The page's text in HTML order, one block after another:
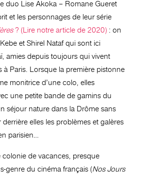
duo Lise Akoka – Romane Gueret
et les personnages de leur série
? (Lire notre article de 2020) : on
et Shirel Nataf qui sont ici
amies depuis toujours qui vivent
à Paris. Lorsque la première pistonne
monitrice d’une colo, elles
une petite bande de gamins du
séjour nature dans la Drôme sans
derrière elles les problèmes et galères
parisien…
colonie de vacances, presque
genre du cinéma français (Nos Jours